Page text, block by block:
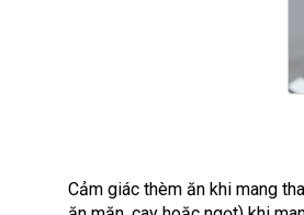
Cảm giác thèm ăn khi mang